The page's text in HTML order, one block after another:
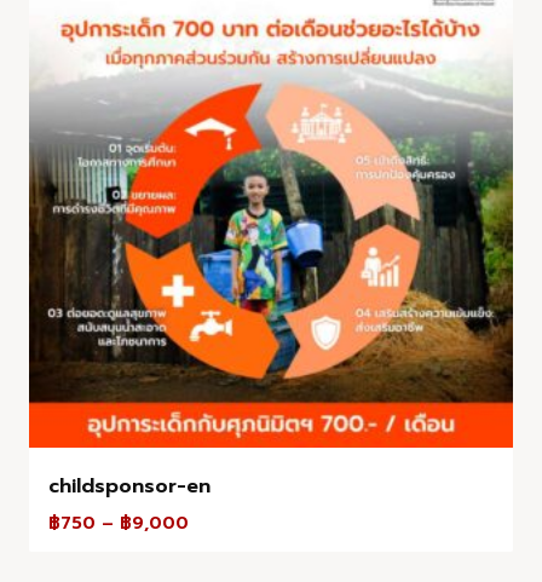
childsponsor-en
฿750 – ฿9,000